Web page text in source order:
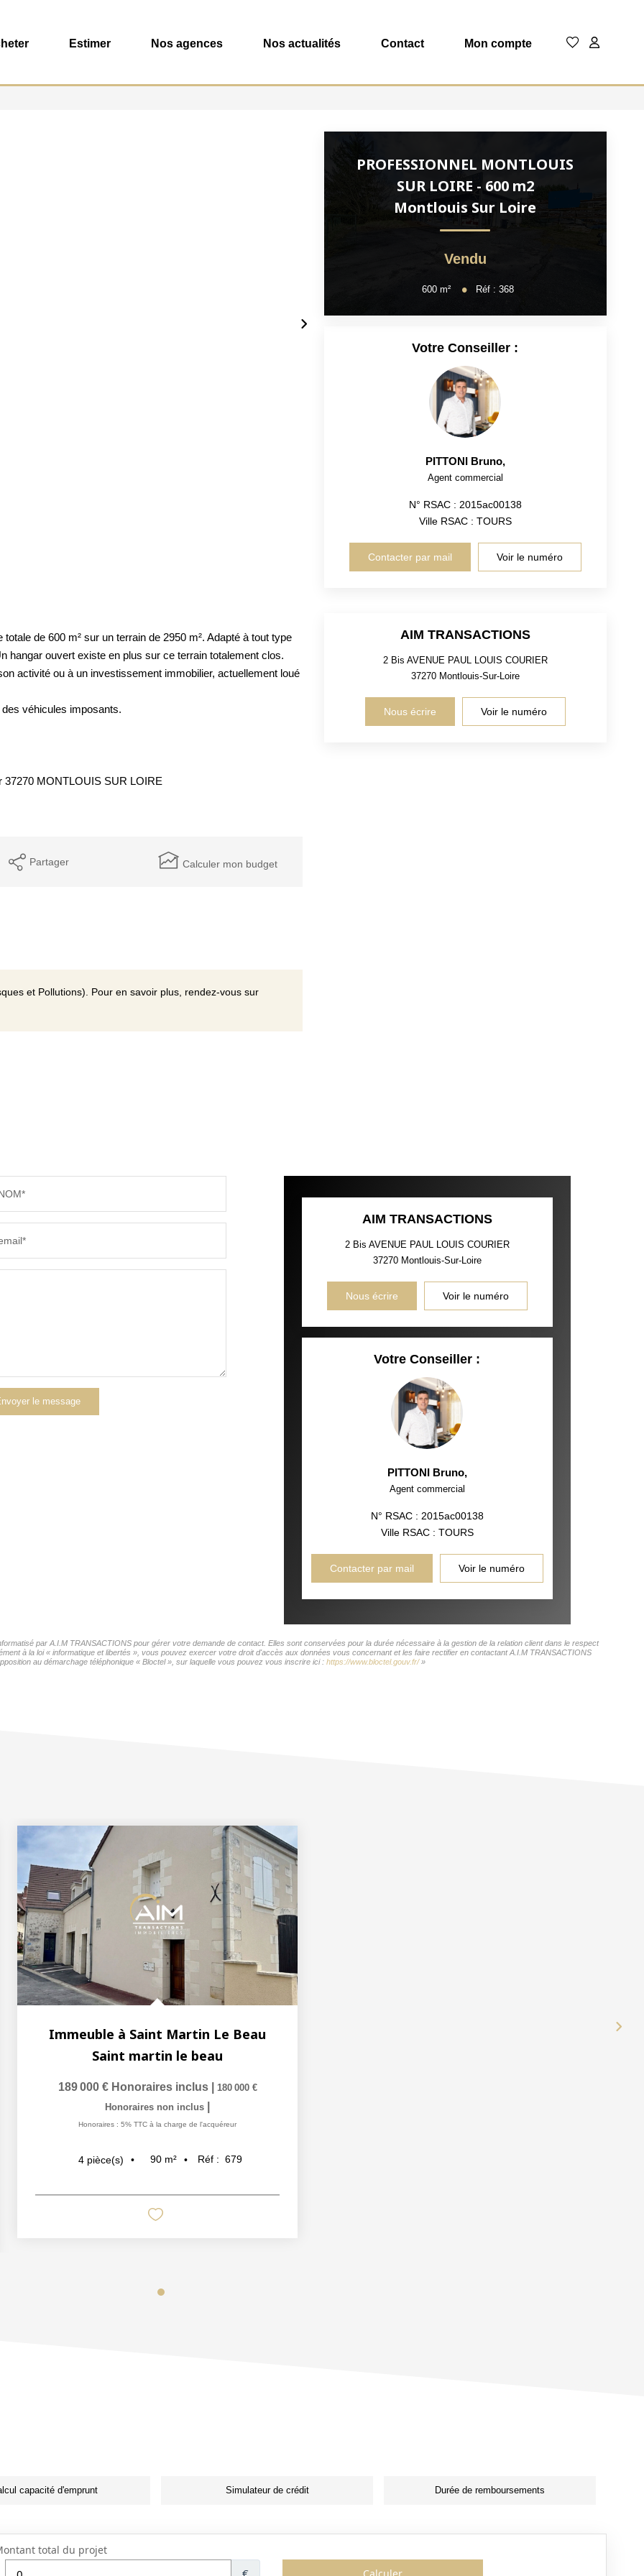
Estimer Nos agences Nos actualités Contact Mon compte
de 600 m² sur un terrain de 2950 m². Adapté à tout type
hangar ouvert existe en plus sur ce terrain totalement clos.
activité ou à un investissement immobilier, actuellement loué
véhicules imposants.
37270 MONTLOUIS SUR LOIRE
Partager Calculer mon budget
et Pollutions). Pour en savoir plus, rendez-vous sur
PROFESSIONNEL MONTLOUIS
SUR LOIRE - 600 m2
Montlouis Sur Loire
Vendu
600m² Réf :368
AIM TRANSACTIONS
2 Bis AVENUE PAUL LOUIS COURIER
37270 Montlouis-Sur-Loire
Nous écrire Voir le numéro
Votre Conseiller :
PITTONI Bruno,
Agent commercial
N° RSAC : 2015ac00138
Ville RSAC : TOURS
Contacter par mail Voir le numéro
le message
AIM TRANSACTIONS
2 Bis AVENUE PAUL LOUIS COURIER
37270 Montlouis-Sur-Loire
Nous écrire Voir le numéro
Votre Conseiller :
PITTONI Bruno,
Agent commercial
N° RSAC : 2015ac00138
Ville RSAC : TOURS
Contacter par mail Voir le numéro
par A.I.M TRANSACTIONS pour gérer votre demande de contact. Elles sont conservées pour la durée nécessaire à la gestion de la relation client dans le respect
à la loi « informatique et libertés », vous pouvez exercer votre droit d'accès aux données vous concernant et les faire rectifier en contactant A.I.M TRANSACTIONS
au démarchage téléphonique « Bloctel », sur laquelle vous pouvez vous inscrire ici : https://www.bloctel.gouv.fr/»
Immeuble à Saint Martin Le Beau
Saint martin le beau
189 000 € Honoraires inclus
180 000 €
Honoraires non inclus
Honoraires : 5% TTC à la charge de l'acquéreur
4 pièce(s) 90 m² Réf : 679
capacité d'emprunt Simulateur de crédit Durée de remboursements